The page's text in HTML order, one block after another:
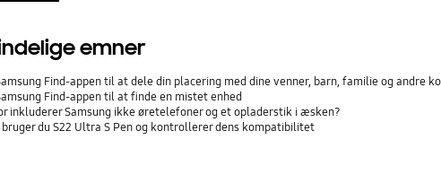
emner
Find-appen til at dele din placering med dine venner, barn, familie og andre
Find-appen til at finde en mistet enhed
inkluderer Samsung ikke øretelefoner og et opladerstik i æsken?
bruger du S22 Ultra S Pen og kontrollerer dens kompatibilitet